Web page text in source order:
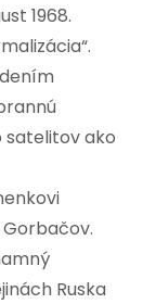
1968.
satelitov ako
Ruska